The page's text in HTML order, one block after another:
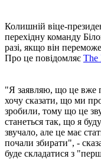
Колишній віце-
перехідну команду
разі, якщо він
Про це повідомляє The
"Я заявляю, що це вже
хочу сказати, що ми
зробили, тому що це
станеться так, що я
звучало, але це має
почали збирати", -
буде складатися з